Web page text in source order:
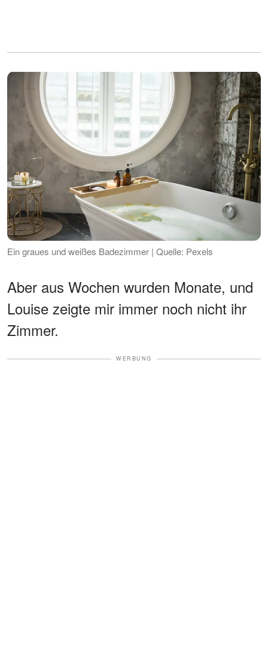
Ein graues und weißes Badezimmer | Quelle: Pexels
Aber aus Wochen wurden Monate, und
Louise zeigte mir immer noch nicht ihr
Zimmer.
WERBUNG